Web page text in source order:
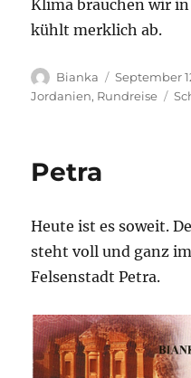
Klima brauchen wir
kühlt merklich ab.
Autor
Bianka
am
September
Jordanien, Rundreise
Petra
Heute ist es soweit.
steht voll und ganz
Felsenstadt Petra.